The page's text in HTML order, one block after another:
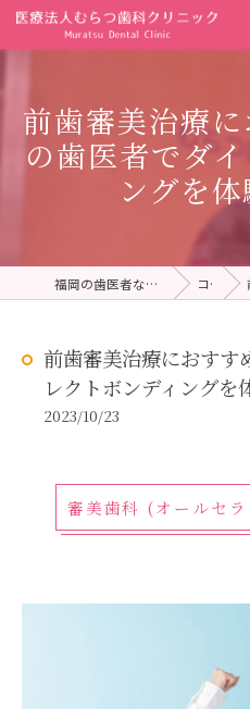
前歯審美治療
の歯医者でダ
ングを
福岡の歯医者ならむらつ歯科クリニック コラム
前歯審美治療におすす
レクトボンディングを
2023/10/23
審美歯科 (オールセ